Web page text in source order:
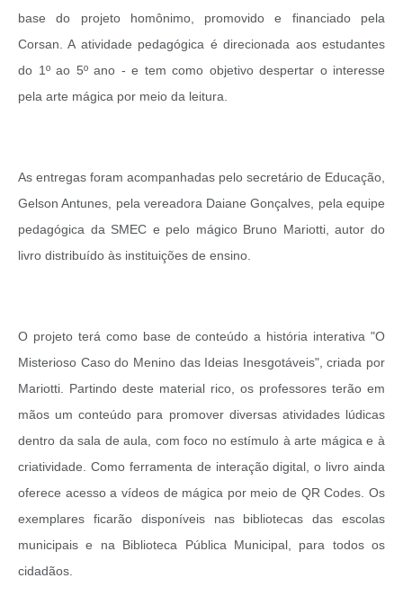
base do projeto homônimo, promovido e financiado pela
Corsan. A atividade pedagógica é direcionada aos estudantes
do 1º ao 5º ano - e tem como objetivo despertar o interesse
pela arte mágica por meio da leitura.
As entregas foram acompanhadas pelo secretário de Educação,
Gelson Antunes, pela vereadora Daiane Gonçalves, pela equipe
pedagógica da SMEC e pelo mágico Bruno Mariotti, autor do
livro distribuído às instituições de ensino.
O projeto terá como base de conteúdo a história interativa "O
Misterioso Caso do Menino das Ideias Inesgotáveis", criada por
Mariotti. Partindo deste material rico, os professores terão em
mãos um conteúdo para promover diversas atividades lúdicas
dentro da sala de aula, com foco no estímulo à arte mágica e à
criatividade. Como ferramenta de interação digital, o livro ainda
oferece acesso a vídeos de mágica por meio de QR Codes. Os
exemplares ficarão disponíveis nas bibliotecas das escolas
municipais e na Biblioteca Pública Municipal, para todos os
cidadãos.